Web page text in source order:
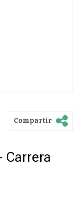
Compartir
Carrera